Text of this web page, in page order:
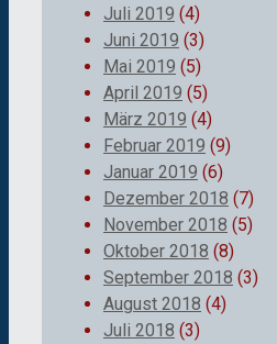
Juli 2019 (4)
Juni 2019 (3)
Mai 2019 (5)
April 2019 (5)
März 2019 (4)
Februar 2019 (9)
Januar 2019 (6)
Dezember 2018 (7)
November 2018 (5)
Oktober 2018 (8)
September 2018 (3)
August 2018 (4)
Juli 2018 (3)